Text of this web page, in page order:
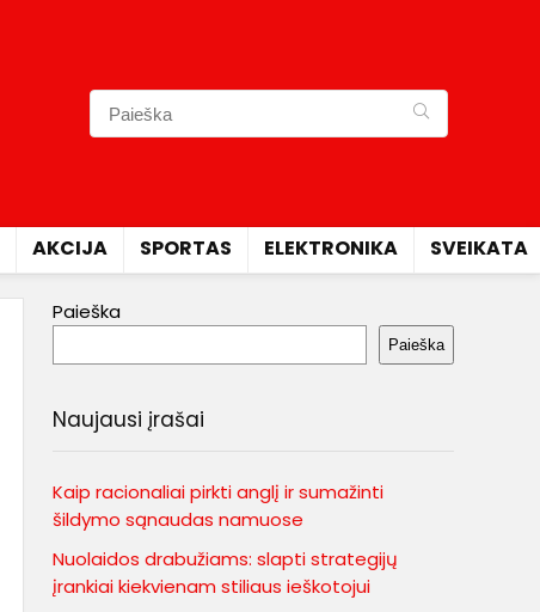
AKCIJA SPORTAS ELEKTRONIKA SVEIKATA
Paieška
Paieška
Naujausi įrašai
Kaip racionaliai pirkti anglį ir sumažinti
šildymo sąnaudas namuose
Nuolaidos drabužiams: slapti strategijų
įrankiai kiekvienam stiliaus ieškotojui